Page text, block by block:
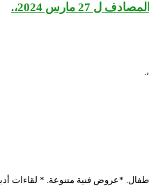
مارس 2024،.
*عروض فنية متنوعة. * لقاءات